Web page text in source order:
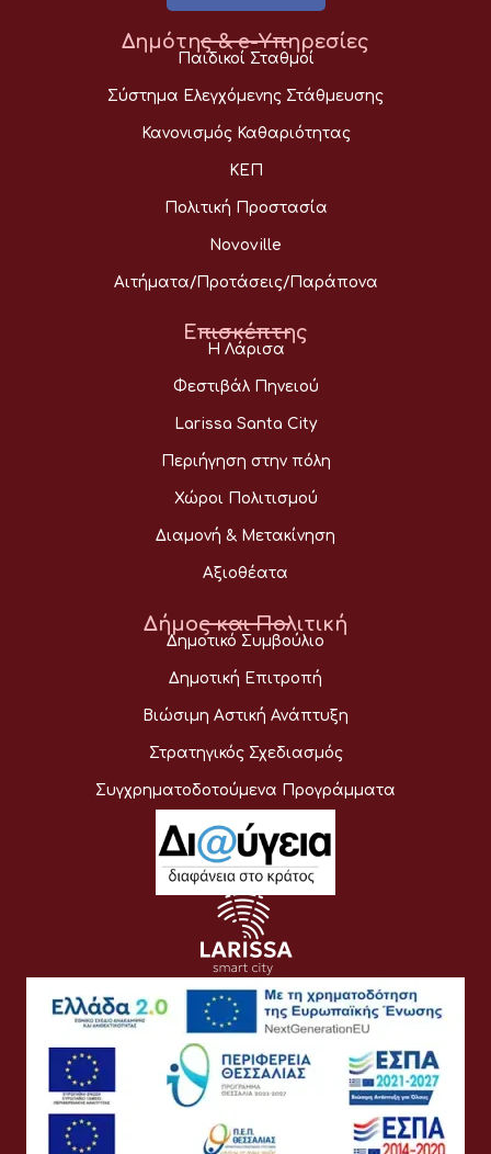
Δημότης & e-Υπηρεσίες
Παιδικοί Σταθμοί
Σύστημα Ελεγχόμενης Στάθμευσης
Κανονισμός Καθαριότητας
ΚΕΠ
Πολιτική Προστασία
Novoville
Αιτήματα/Προτάσεις/Παράπονα
Επισκέπτης
Η Λάρισα
Φεστιβάλ Πηνειού
Larissa Santa City
Περιήγηση στην πόλη
Χώροι Πολιτισμού
Διαμονή & Μετακίνηση
Αξιοθέατα
Δήμος και Πολιτική
Δημοτικό Συμβούλιο
Δημοτική Επιτροπή
Βιώσιμη Αστική Ανάπτυξη
Στρατηγικός Σχεδιασμός
Συγχρηματοδοτούμενα Προγράμματα